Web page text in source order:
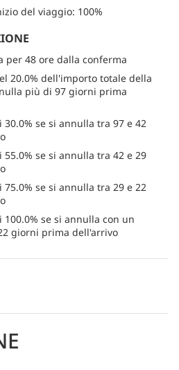
del viaggio: 100%
per 48 ore dalla conferma
20.0% dell'importo totale della
più di 97 giorni prima
se si annulla tra 97 e 42
se si annulla tra 42 e 29
se si annulla tra 29 e 22
se si annulla con un
giorni prima dell'arrivo